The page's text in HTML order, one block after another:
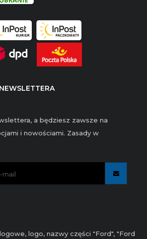
a będziesz zawsze na
i nowościami. Zasady w
logo, nazwy części "Ford", "Ford